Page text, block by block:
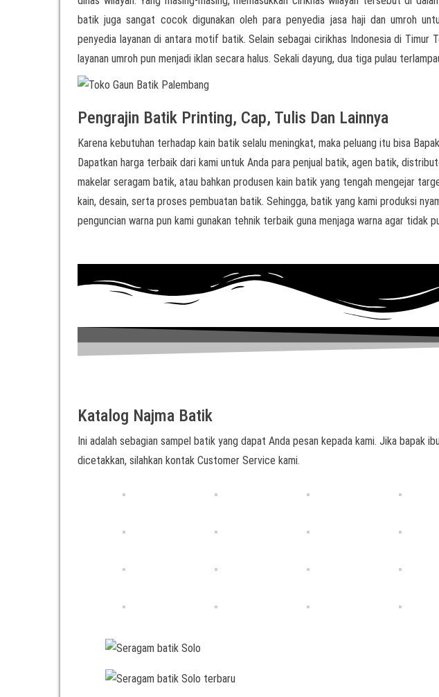
batik juga sangat cocok digunakan oleh para penyedia jasa haji dan umroh
penyedia layanan di antara motif batik. Selain sebagai cirikhas Indonesia di Timur
layanan umroh pun menjadi iklan secara halus. Sekali dayung, dua tiga pulau
Pengrajin Batik Printing, Cap, Tulis Dan Lainnya
Karena kebutuhan terhadap kain batik selalu meningkat, maka peluang itu bisa
Dapatkan harga terbaik dari kami untuk Anda para penjual batik, agen batik,
makelar seragam batik, atau bahkan produsen kain batik yang tengah mengejar
kain, desain, serta proses pembuatan batik. Sehingga, batik yang kami produksi
penguncian warna pun kami gunakan tehnik terbaik guna menjaga warna agar tidak
Katalog Najma Batik
Ini adalah sebagian sampel batik yang dapat Anda pesan kepada kami. Jika bapak
dicetakkan, silahkan kontak Customer Service kami.